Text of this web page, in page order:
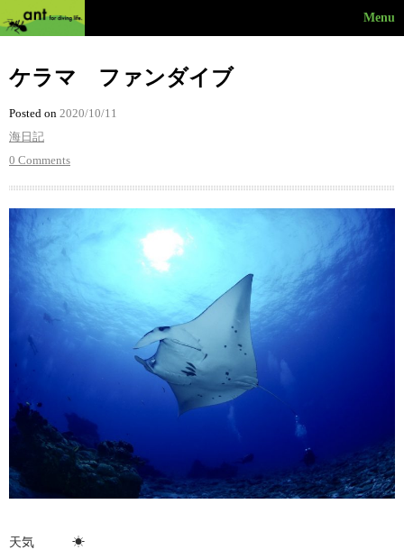
Menu
ケラマ ファンダイブ
Posted on 2020/10/11
海日記
0 Comments
天気 ☀︎